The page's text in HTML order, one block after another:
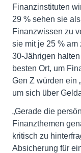
Finanzinstituten
29 % sehen sie
Finanzwissen zu
sie mit je 25 %
30-Jährigen
besten Ort, um
Gen Z würden ein
um sich über
„Gerade die
Finanzthemen
kritisch zu
Absicherung für